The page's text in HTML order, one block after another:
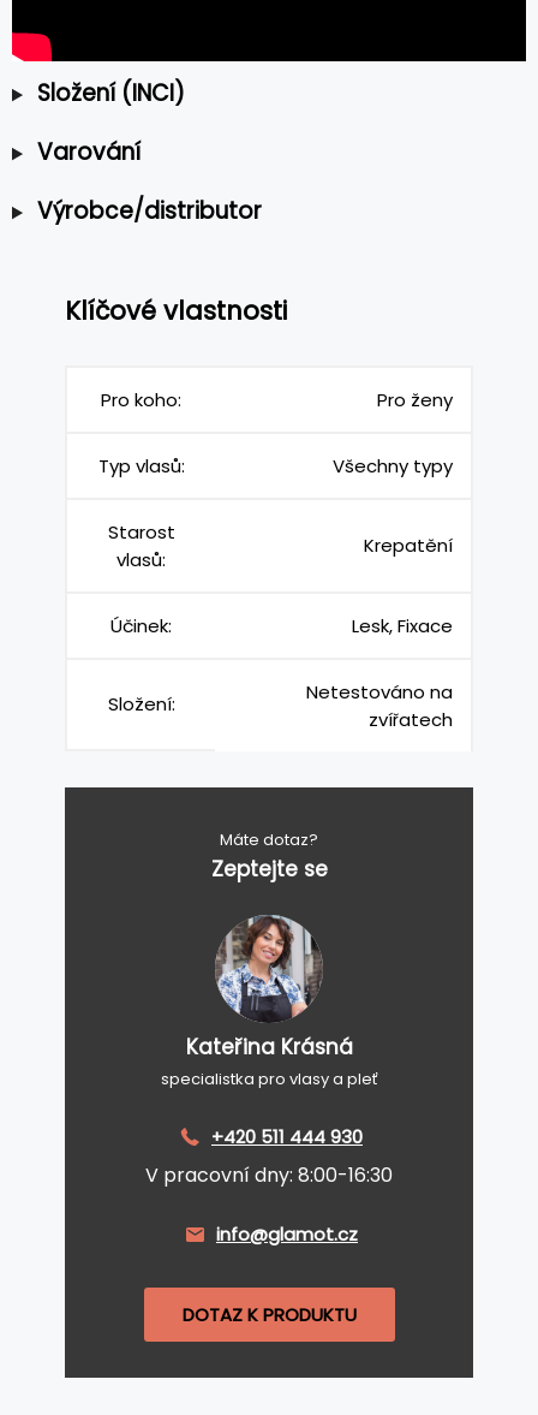
Složení (INCI)
Varování
Výrobce/distributor
Klíčové vlastnosti
Pro koho: Pro ženy
Typ vlasů: Všechny typy
Starost
vlasů:
Krepatění
Účinek: Lesk, Fixace
Složení:
Netestováno na
zvířatech
Máte dotaz?
Zeptejte se
Kateřina Krásná
specialistka pro vlasy a pleť
+420 511 444 930
V pracovní dny: 8:00-16:30
info@glamot.cz
DOTAZ K PRODUKTU